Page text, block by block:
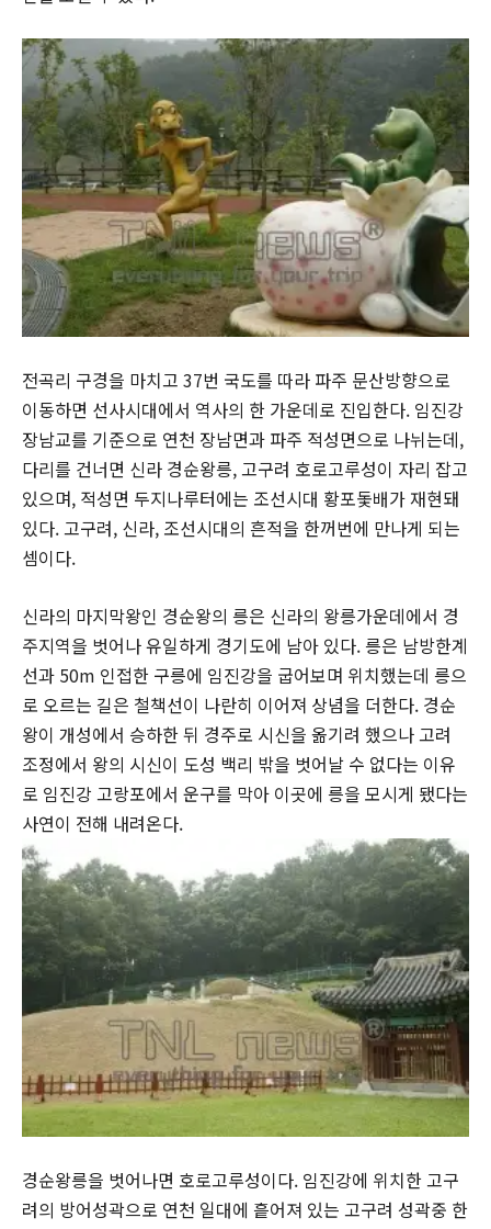
전곡리 구경을 마치고 37번 국도를 따라 파주 문산방향으로
이동하면 선사시대에서 역사의 한 가운데로 진입한다. 임진강
장남교를 기준으로 연천 장남면과 파주 적성면으로 나뉘는데,
다리를 건너면 신라 경순왕릉, 고구려 호로고루성이 자리 잡고
있으며, 적성면 두지나루터에는 조선시대 황포돛배가 재현돼
있다. 고구려, 신라, 조선시대의 흔적을 한꺼번에 만나게 되는
셈이다.
신라의 마지막왕인 경순왕의 릉은 신라의 왕릉가운데에서 경
주지역을 벗어나 유일하게 경기도에 남아 있다. 릉은 남방한계
선과 50m 인접한 구릉에 임진강을 굽어보며 위치했는데 릉으
로 오르는 길은 철책선이 나란히 이어져 상념을 더한다. 경순
왕이 개성에서 승하한 뒤 경주로 시신을 옮기려 했으나 고려
조정에서 왕의 시신이 도성 백리 밖을 벗어날 수 없다는 이유
로 임진강 고랑포에서 운구를 막아 이곳에 릉을 모시게 됐다는
사연이 전해 내려온다.
경순왕릉을 벗어나면 호로고루성이다. 임진강에 위치한 고구
려의 방어성곽으로 연천 일대에 흩어져 있는 고구려 성곽중 한